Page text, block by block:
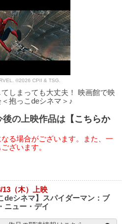
©2026 CPII & TSG.
しまっても大丈夫！ 映画館で映
抱っこdeシネマ＞♪
の上映作品は 【こちらか
る場合がございます。また、一
ざいます。
13（木）上映
deシネマ】スパイダーマン：ブ
ニュー・デイ